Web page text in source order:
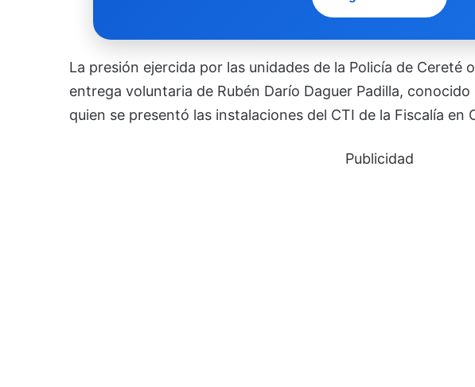
La presión ejercida por las unidades de la Policía de Cereté
entrega voluntaria de Rubén Darío Daguer Padilla, conocido
quien se presentó las instalaciones del CTI de la Fiscalía en
Publicidad